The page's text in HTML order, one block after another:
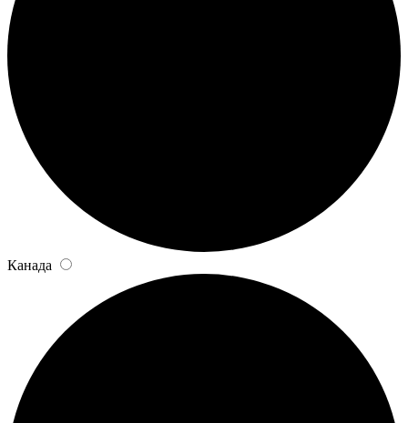
Канада